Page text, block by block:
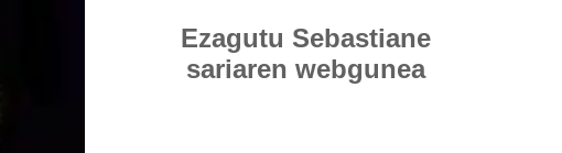
Ezagutu Sebastiane
sariaren webgunea